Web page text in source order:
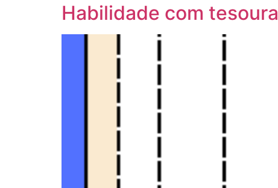
Habilidade com tesoura